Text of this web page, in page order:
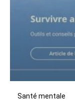
Santé mentale